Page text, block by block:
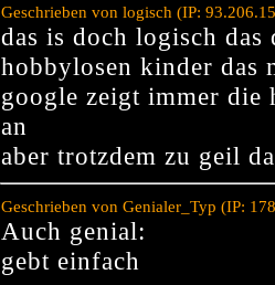
Geschrieben von logisch (IP:
das is doch logisch
hobbylosen kinder das
google zeigt immer die
an
aber trotzdem zu geil
Geschrieben von Genialer_Typ (IP:
Auch genial:
gebt einfach